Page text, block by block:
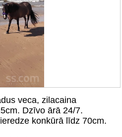
veca, zilacaina
Dzīvo ārā 24/7.
konkūrā līdz 70cm.